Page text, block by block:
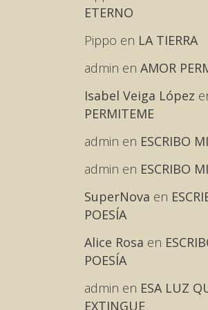
ETERNO
Pippo en LA TIERRA
admin en AMOR
Isabel Veiga López
PERMITEME
admin en ESCRIBO
admin en ESCRIBO
SuperNova en
POESÍA
Alice Rosa en
POESÍA
admin en ESA LUZ
EXTINGUE